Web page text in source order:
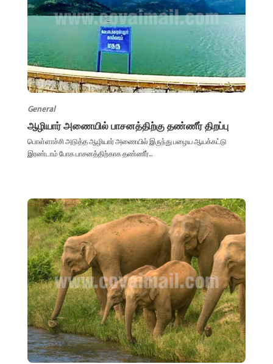
General
ஆழியார் அணையில் பாசனத்திற்கு தண்ணீர் திறப்பு
பொள்ளாச்சி அடுத்த ஆழியார் அணையில் இருந்து பழைய ஆயக்கட்டு
இரண்டாம் போக பாசனத்திற்காக தண்ணீர்...